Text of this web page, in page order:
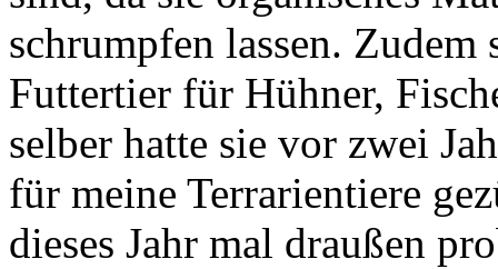
schrumpfen lassen.
Futtertier für Hühner,
selber hatte sie vor zwei
für meine Terrarientiere
dieses Jahr mal draußen